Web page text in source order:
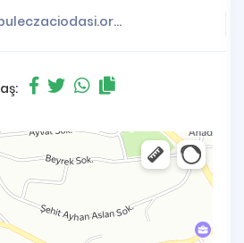
www.istanbuleczaciodasi.org.tr